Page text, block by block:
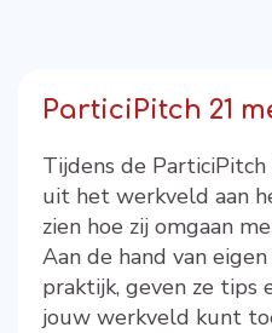
ParticiPitch 21
Tijdens de
uit het werkveld aan
zien hoe zij omgaan
Aan de hand van
praktijk, geven ze tips
jouw werkveld kunt